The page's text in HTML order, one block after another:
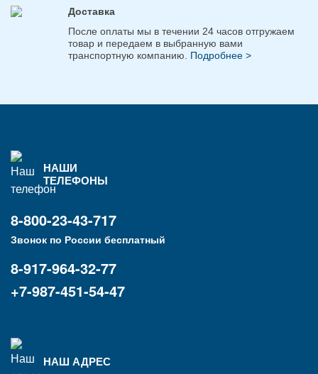
Доставка
После оплаты мы в течении 24 часов отгружаем
товар и передаем в выбранную вами
транспортную компанию. Подробнее >
НАШИ
ТЕЛЕФОНЫ
8-800-23-43-717
Звонок по России бесплатный
8-917-964-32-77
+7-987-451-54-47
НАШ АДРЕС